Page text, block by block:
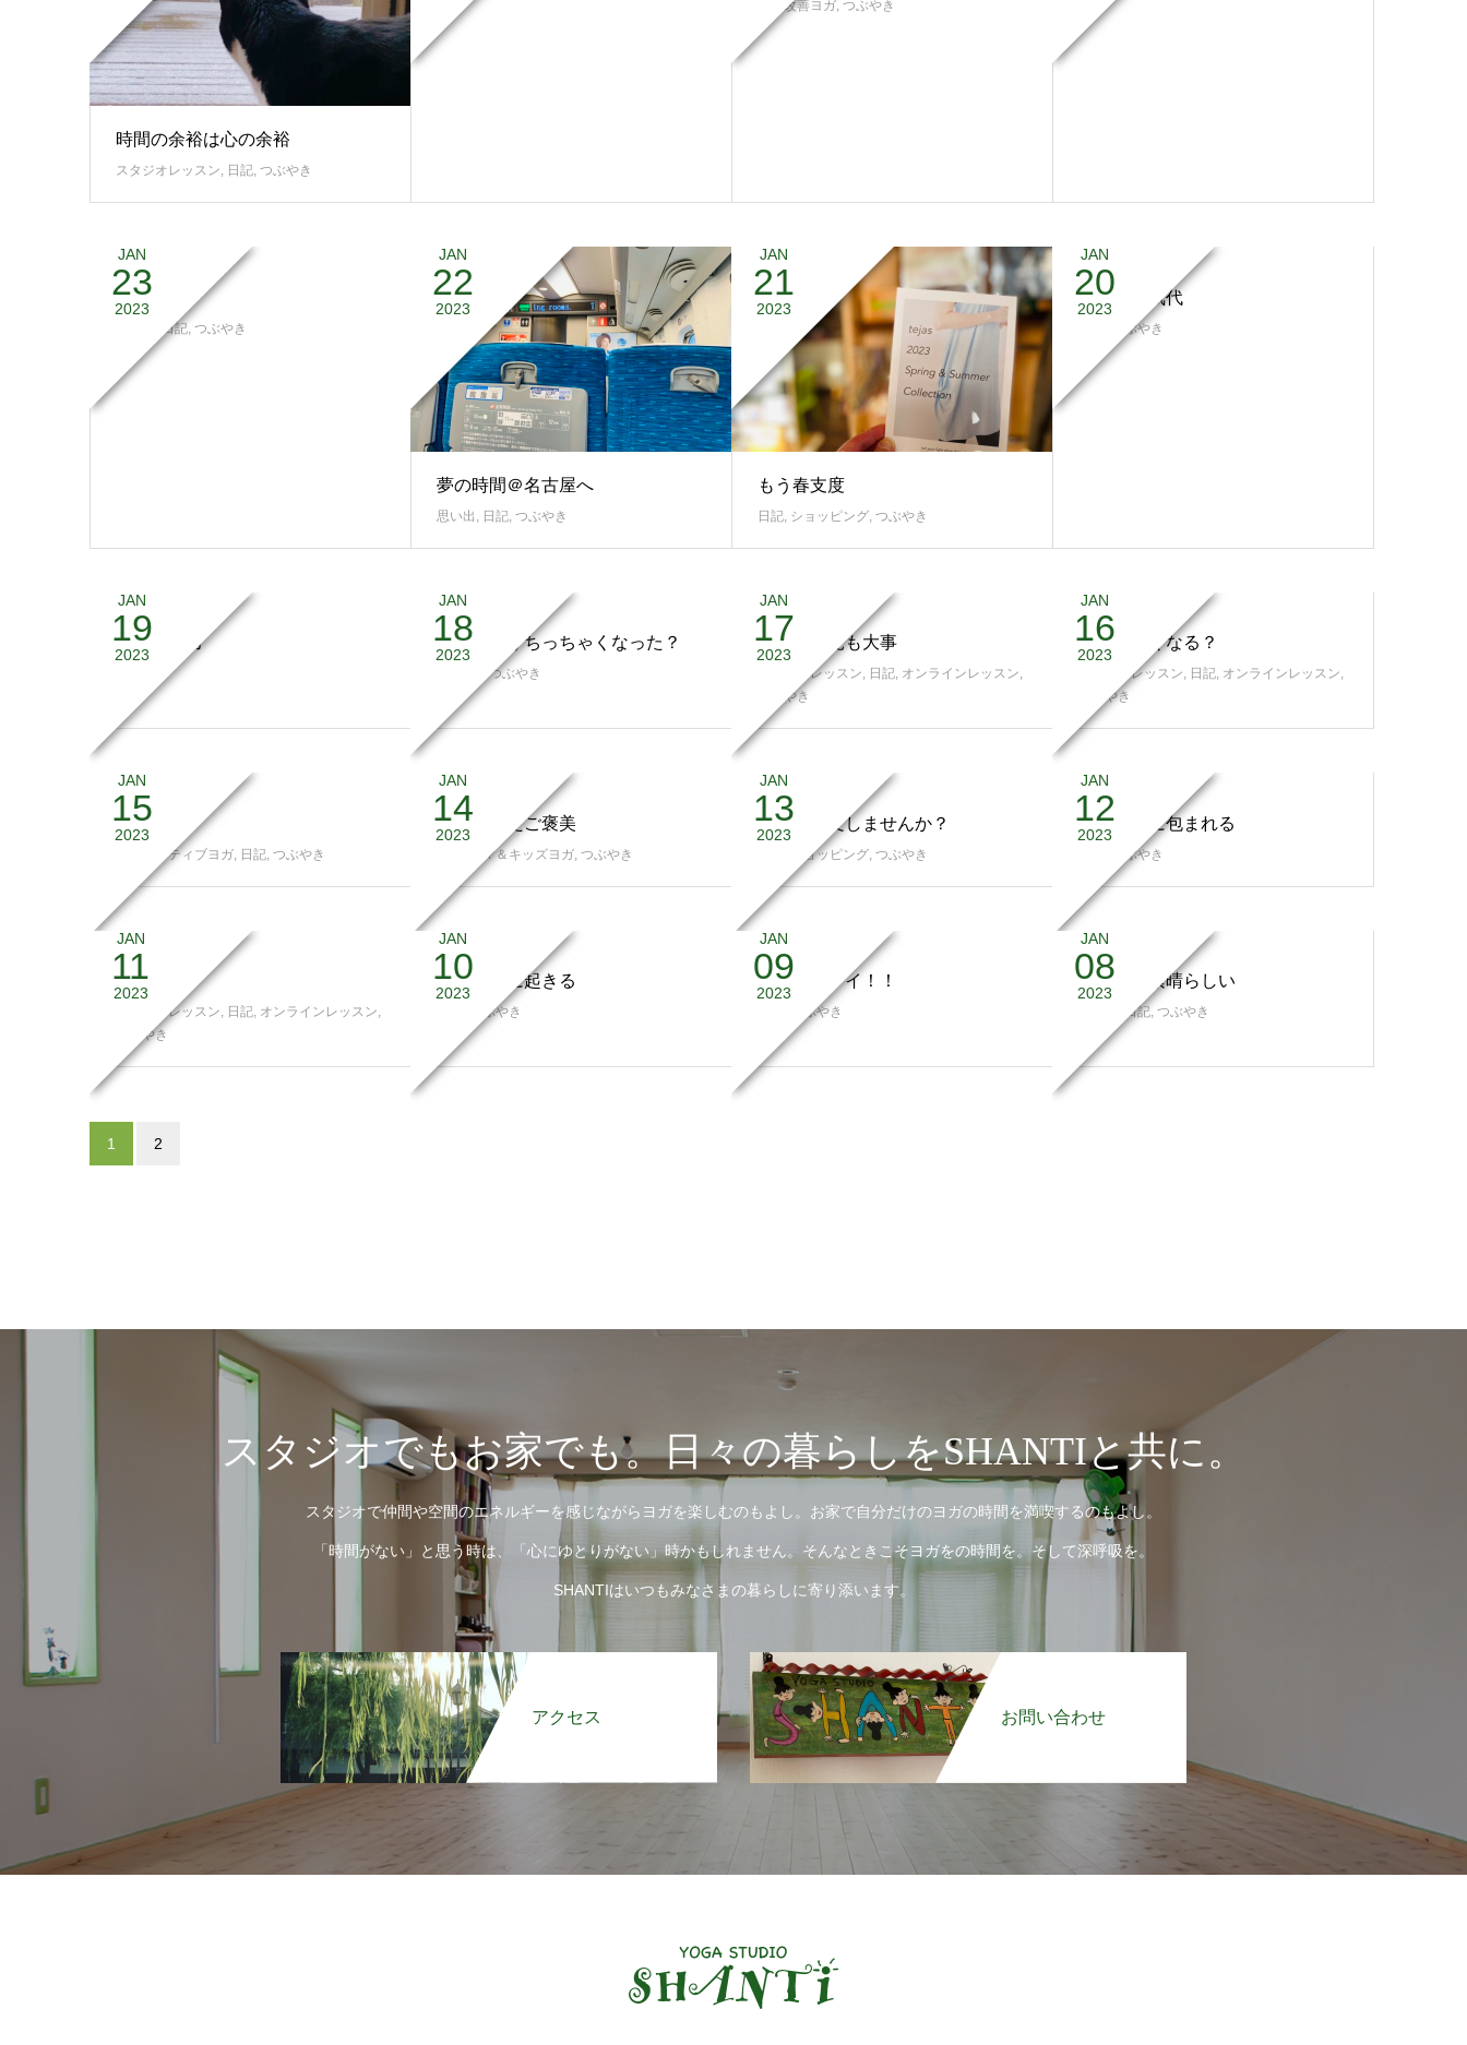
時間の余裕は心の余裕
スタジオレッスン, 日記, つぶやき
姿勢改善ヨガ, つぶやき
JAN
23
2023
心が満タン
日記 つぶやき
JAN
22
2023
夢の時間＠名古屋へ
思い出 日記 つぶやき
JAN
21
2023
もう春支度
日記 ショッピング つぶやき
JAN
20
2023
驚愕の電気代
つぶやき
JAN
19
2023
心の復活力
つぶやき
JAN
18
2023
ひとまわりちっちゃくなった？
,つぶやき
JAN
17
2023
百聞も一見も大事
スタジオレッスン, 日記, オンラインレッスン,
つぶやき
JAN
16
2023
寒いと近くなる？
スタジオレッスン, 日記, オンラインレッスン,
つぶやき
JAN
15
2023
力を抜く
リストラティブヨガ 日記 つぶやき
JAN
14
2023
長年続けたご褒美
ママ＆キッズヨガ つぶやき
JAN
13
2023
一緒に注文しませんか？
ショッピング つぶやき
JAN
12
2023
やさしさに包まれる
つぶやき
JAN
11
2023
代償動作
スタジオレッスン, 日記, オンラインレッスン,
つぶやき
JAN
10
2023
冬は強引に起きる
つぶやき
JAN
09
2023
岡山バンザイ！！
つぶやき
JAN
08
2023
若いって素晴らしい
日記, つぶやき
1 2
スタジオでもお家でも。日々の暮らしをSHANTIと共に。
スタジオで仲間や空間のエネルギーを感じながらヨガを楽しむのもよし。お家で自分だけのヨガの時間を満喫するのもよし。
「時間がない」と思う時は、「心にゆとりがない」時かもしれません。そんなときこそヨガをの時間を。そして深呼吸を。
SHANTIはいつもみなさまの暮らしに寄り添います。
アクセス お問い合わせ